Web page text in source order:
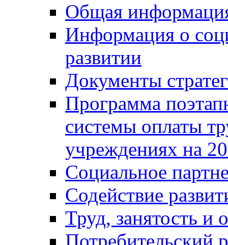
Общая
Информация о
развитии
Документы
Программа
системы оплаты
учреждениях на
Социальное
Содействие
Труд, занятость и